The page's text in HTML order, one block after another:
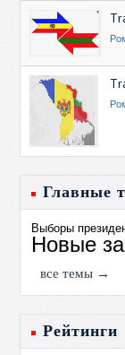
Главные
Выборы
Новые
все темы →
Рейтинги